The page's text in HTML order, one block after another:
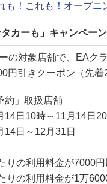
も！これも！オープニ
タカーも」キャンペーン
の対象店舗で、EAク
円引きクーポン（先着
約」取扱店舗
14日10時～11月14日
14日～12月31日
りの利用料金が7000
りの利用料金が1万